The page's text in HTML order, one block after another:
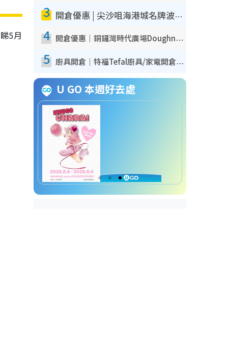
5月
3 開倉優惠 | 尖沙咀海港城名牌波鞋開倉低至1折！On鞋$899起／Joy&Peace鞋履$98起
4 開倉優惠｜銅鑼灣時代廣場Doughnut/Campo Marzio開倉低至1折！背囊、書包、手袋劈價$200起
5 廚具開倉｜特福Tefal廚具/家電開倉低至3折！$220起買平底鍋/炒鑊/湯煲！電飯煲/吸塵機/燙斗$418起
U GO 本週好去處